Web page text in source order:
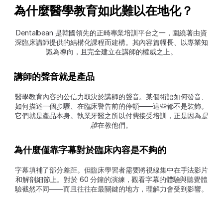
為什麼醫學教育如此難以在地化？
Dentalbean 是韓國領先的正畸專業培訓平台之一，圍繞著由資
深臨床講師提供的結構化課程而建構。其內容篇幅長、以專業知
識為導向，且完全建立在講師的權威之上。
講師的聲音就是產品
醫學教育內容的公信力取決於講師的聲音。某個術語如何發音、
如何描述一個步驟、在臨床警告前的停頓——這些都不是裝飾。
它們就是產品本身。執業牙醫之所以付費接受培訓，正是因為是
誰在教他們。
為什麼僅靠字幕對於臨床內容是不夠的
字幕填補了部分差距。但臨床學習者需要將視線集中在手法影片
和解剖細節上。對於 60 分鐘的演練，觀看字幕的體驗與聽覺體
驗截然不同——而且往往在最關鍵的地方，理解力會受到影響。